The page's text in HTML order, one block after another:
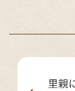
里親